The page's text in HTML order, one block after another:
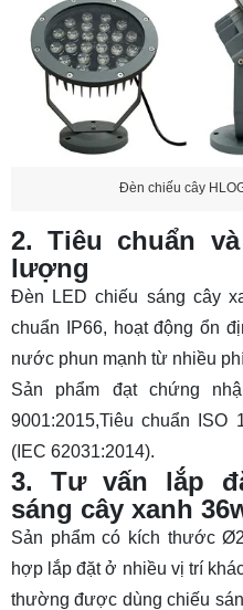
Đèn chiếu cây
2. Tiêu chuẩn
lượng
Đèn LED chiếu sáng cây
chuẩn IP66, hoạt động ổn
nước phun mạnh từ nhiều
Sản phẩm đạt chứng
9001:2015,Tiêu chuẩn ISO
(IEC 62031:2014).
3. Tư vấn lắp
sáng cây xanh
Sản phẩm có kích thước
hợp lắp đặt ở nhiều vị trí
thường được dùng chiếu